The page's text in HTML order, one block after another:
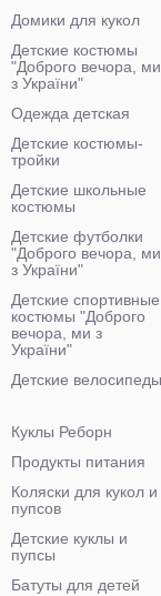
Домики для кукол
Детские костюмы
"Доброго вечора, ми
з України"
Одежда детская
Детские костюмы-
тройки
Детские школьные
костюмы
Детские футболки
"Доброго вечора, ми
з України"
Детские спортивные
костюмы "Доброго
вечора, ми з
України"
Детские велосипеды
Куклы Реборн
Продукты питания
Коляски для кукол и
пупсов
Детские куклы и
пупсы
Батуты для детей